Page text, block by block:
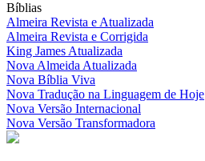
Bíblias
Almeira Revista e Atualizada
Almeira Revista e Corrigida
King James Atualizada
Nova Almeida Atualizada
Nova Bíblia Viva
Nova Tradução na Linguagem de Hoje
Nova Versão Internacional
Nova Versão Transformadora